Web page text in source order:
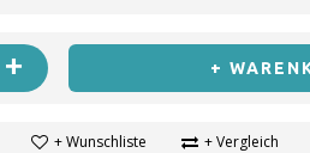
+ +
+ Wunschliste + Vergleich